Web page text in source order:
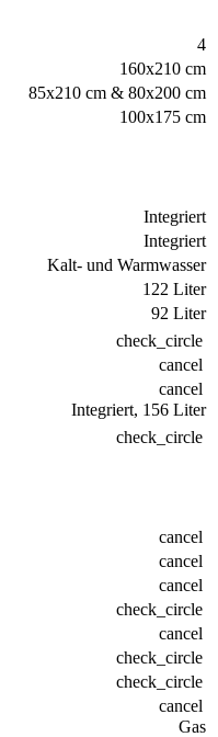
4
160x210 cm
85x210 cm & 80x200 cm
100x175 cm
Integriert
Integriert
Kalt- und Warmwasser
122 Liter
92 Liter
check_circle
cancel
cancel
Integriert, 156 Liter
check_circle
cancel
cancel
cancel
check_circle
cancel
check_circle
check_circle
cancel
Gas